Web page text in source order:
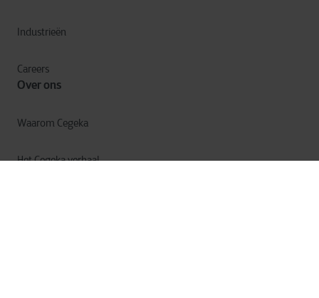
Industrieën
Careers
Over ons
Waarom Cegeka
Het Cegeka verhaal